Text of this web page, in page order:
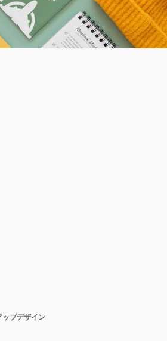
プデザイン